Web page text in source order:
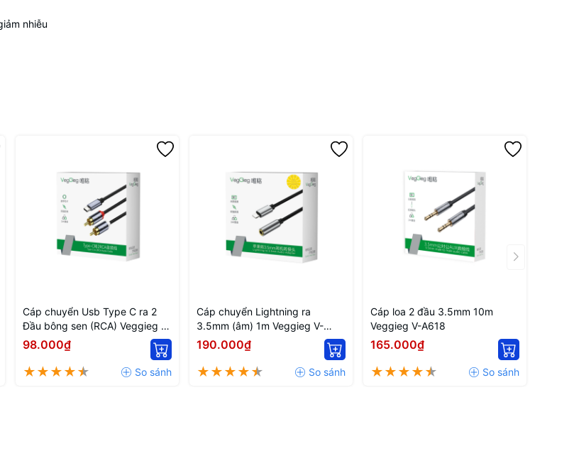
nhiễu
Cáp chuyển Usb Type C ra 2
Đầu bông sen (RCA) Veggieg V-
A621 1.5m
98.000₫
Cáp chuyển Lightning ra
3.5mm (âm) 1m Veggieg V-
A619
190.000₫
Cáp loa 2 đầu 3.5mm 10m
Veggieg V-A618
165.000₫